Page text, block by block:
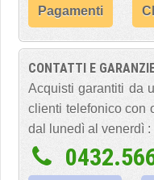
Pagamenti
CONTATTI E
Acquisti garantiti da
clienti telefonico con
dal lunedì al venerdì :